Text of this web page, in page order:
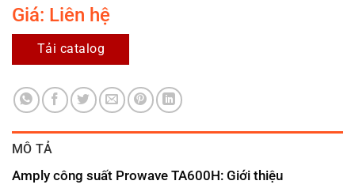
Giá: Liên hệ
Tải catalog
MÔ TẢ
Amply công suất Prowave TA600H: Giới thiệu